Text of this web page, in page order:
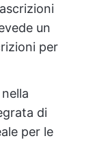
un
per
di
per le